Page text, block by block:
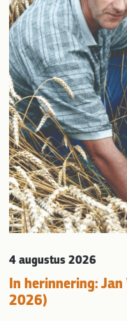
In herinnering:
2026)
4 augustus 2026